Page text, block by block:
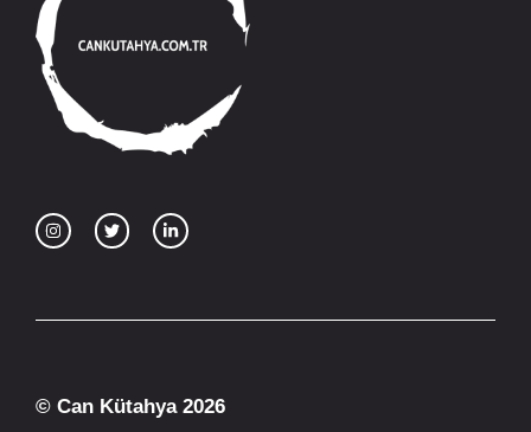
© Can Kütahya 2026